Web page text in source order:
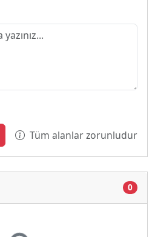
Tüm alanlar zorunludur
0